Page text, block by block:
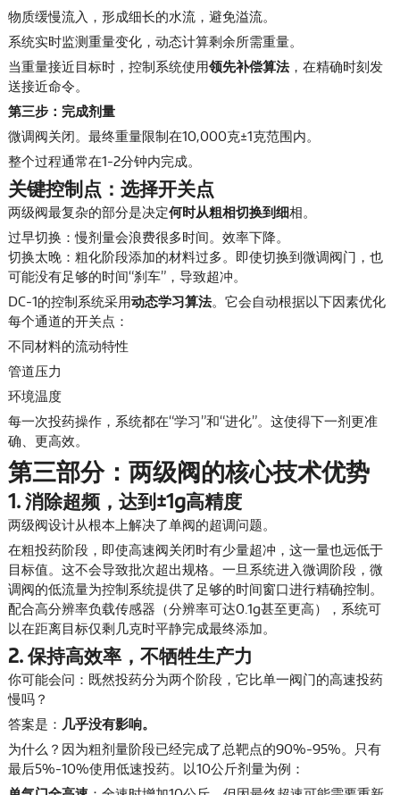
物质缓慢流入，形成细长的水流，避免溢流。
系统实时监测重量变化，动态计算剩余所需重量。
当重量接近目标时，控制系统使用领先补偿算法，在精确时刻发
送接近命令。
第三步：完成剂量
微调阀关闭。最终重量限制在10,000克±1克范围内。
整个过程通常在1-2分钟内完成。
关键控制点：选择开关点
两级阀最复杂的部分是决定何时从粗相切换到细相。
过早切换：慢剂量会浪费很多时间。效率下降。
切换太晚：粗化阶段添加的材料过多。即使切换到微调阀门，也
可能没有足够的时间“刹车”，导致超冲。
DC-1的控制系统采用动态学习算法。它会自动根据以下因素优化
每个通道的开关点：
不同材料的流动特性
管道压力
环境温度
每一次投药操作，系统都在“学习”和“进化”。这使得下一剂更准
确、更高效。
第三部分：两级阀的核心技术优势
1. 消除超频，达到±1g高精度
两级阀设计从根本上解决了单阀的超调问题。
在粗投药阶段，即使高速阀关闭时有少量超冲，这一量也远低于
目标值。这不会导致批次超出规格。一旦系统进入微调阶段，微
调阀的低流量为控制系统提供了足够的时间窗口进行精确控制。
配合高分辨率负载传感器（分辨率可达0.1g甚至更高），系统可
以在距离目标仅剩几克时平静完成最终添加。
2. 保持高效率，不牺牲生产力
你可能会问：既然投药分为两个阶段，它比单一阀门的高速投药
慢吗？
答案是： 几乎没有影响。
为什么？因为粗剂量阶段已经完成了总靶点的90%-95%。只有
最后5%-10%使用低速投药。以10公斤剂量为例：